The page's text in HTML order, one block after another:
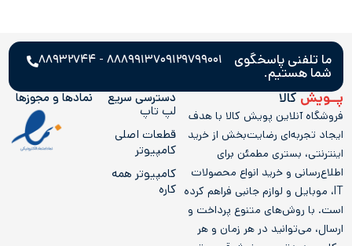
ما تلفنی پاسخگوی
شما هستیم.
۰۹۱۲۹۷۹۹۰۰۱۸۸۸۹۹۱۳۷ - ۸۸۹۳۲۷۴۴
پــویشکالا
فروشگاه آنلاین پویش کالا با هدف
ایجاد تجربه‌ای رضایت‌بخش از خرید
اینترنتی، بستری مطمئن برای
اطلاع‌رسانی و خرید انواع محصولات
IT، موبایل و لوازم جانبی فراهم کرده
است. با روش‌های متنوع پرداخت و
ارسال، می‌توانید در هر زمان و هر
دسترسی سریع
لپ تاپ
قطعات اصلی
کامپیوتر
کامپيوتر همه
کاره
نمادها و مجوز‌ها